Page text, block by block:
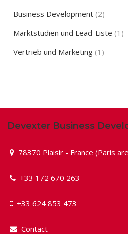
Business Development (2)
Marktstudien und Lead-Liste (1)
Vertrieb und Marketing (1)
Devexter Business
78370 Plaisir - France (Paris
+33 172 670 263
+33 624 853 473
Contact